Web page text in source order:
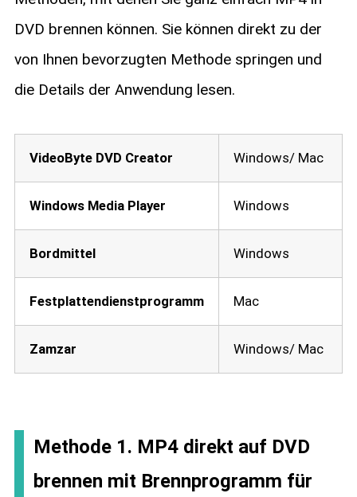
DVD brennen können. Sie können direkt zu der
von Ihnen bevorzugten Methode springen und
die Details der Anwendung lesen.
VideoByte DVD Creator Windows/ Mac
Windows Media Player Windows
Bordmittel Windows
Festplattendienstprogramm Mac
Zamzar Windows/ Mac
Methode 1. MP4 direkt auf DVD
brennen mit Brennprogramm für